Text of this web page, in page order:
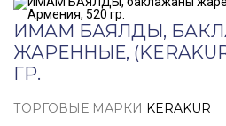
ИМАМ БАЯЛДЫ,
ЖАРЕННЫЕ,
ГР.
ТОРГОВЫЕ МАРКИ KERAKUR